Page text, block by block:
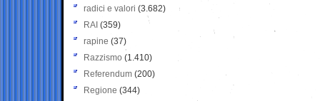
radici e valori (3.682)
RAI (359)
rapine (37)
Razzismo (1.410)
Referendum (200)
Regione (344)